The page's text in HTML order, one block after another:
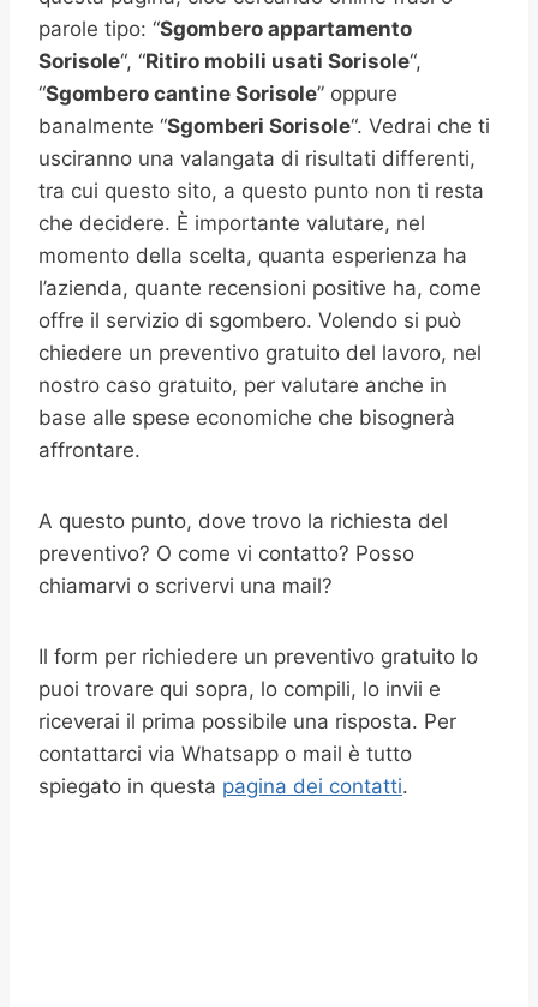
parole tipo: “Sgombero appartamento
Sorisole“, “Ritiro mobili usati Sorisole“,
“Sgombero cantine Sorisole” oppure
banalmente “Sgomberi Sorisole“. Vedrai che ti
usciranno una valangata di risultati differenti,
tra cui questo sito, a questo punto non ti resta
che decidere. È importante valutare, nel
momento della scelta, quanta esperienza ha
l’azienda, quante recensioni positive ha, come
offre il servizio di sgombero. Volendo si può
chiedere un preventivo gratuito del lavoro, nel
nostro caso gratuito, per valutare anche in
base alle spese economiche che bisognerà
affrontare.
A questo punto, dove trovo la richiesta del
preventivo? O come vi contatto? Posso
chiamarvi o scrivervi una mail?
Il form per richiedere un preventivo gratuito lo
puoi trovare qui sopra, lo compili, lo invii e
riceverai il prima possibile una risposta. Per
contattarci via Whatsapp o mail è tutto
spiegato in questa pagina dei contatti.